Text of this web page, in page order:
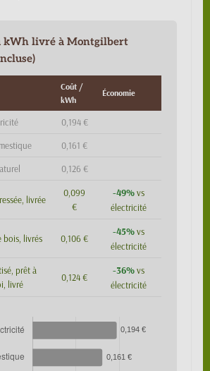
kWh livré à Montgilbert
Coût /
kWh
Économie
0,194 €
0,161 €
0,126 €
livrée
0,099
€
-49%vs
électricité
bois, livrés 0,106 €
-45%vs
électricité
prêt à
livré
0,124 €
-36%vs
électricité